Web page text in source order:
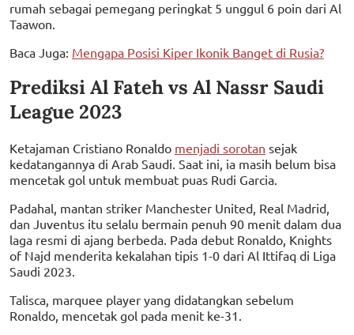
rumah sebagai pemegang peringkat 5 unggul 6 poin dari Al
Taawon.
Baca Juga: Mengapa Posisi Kiper Ikonik Banget di Rusia?
Prediksi Al Fateh vs Al Nassr Saudi
League 2023
Ketajaman Cristiano Ronaldo menjadi sorotan sejak
kedatangannya di Arab Saudi. Saat ini, ia masih belum bisa
mencetak gol untuk membuat puas Rudi Garcia.
Padahal, mantan striker Manchester United, Real Madrid,
dan Juventus itu selalu bermain penuh 90 menit dalam dua
laga resmi di ajang berbeda. Pada debut Ronaldo, Knights
of Najd menderita kekalahan tipis 1-0 dari Al Ittifaq di Liga
Saudi 2023.
Talisca, marquee player yang didatangkan sebelum
Ronaldo, mencetak gol pada menit ke-31.